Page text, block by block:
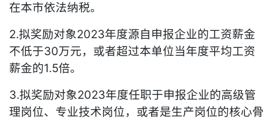
在本市依法纳税。
2.拟奖励对象2023年度源自申报企业的工资薪金
不低于30万元，或者超过本单位当年度平均工资
薪金的1.5倍。
3.拟奖励对象2023年度任职于申报企业的高级管
理岗位、专业技术岗位，或者是生产岗位的核心骨